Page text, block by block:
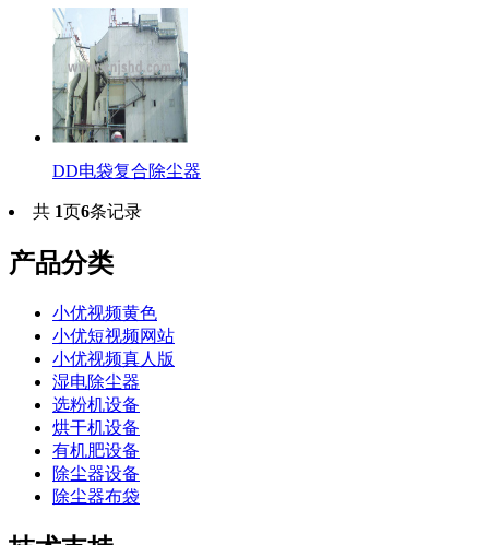
DD电袋复合除尘器
共 1页6条记录
产品分类
小优视频黄色
小优短视频网站
小优视频真人版
湿电除尘器
选粉机设备
烘干机设备
有机肥设备
除尘器设备
除尘器布袋